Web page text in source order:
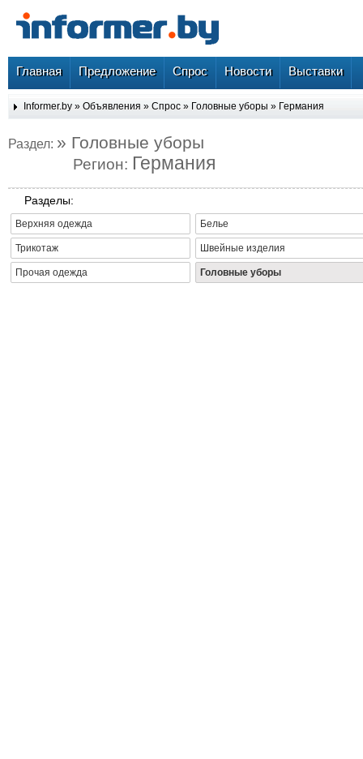
Главная Предложение Спрос Новости Выставки
Informer.by » Объявления » Спрос » Головные уборы » Германия
Раздел: » Головные уборы
Регион: Германия
Разделы:
Верхняя одежда Белье
Трикотаж Швейные изделия
Прочая одежда Головные уборы